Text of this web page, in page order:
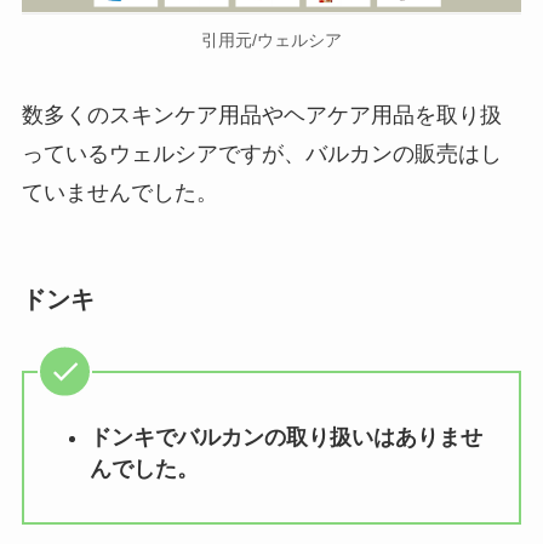
引用元/ウェルシア
数多くのスキンケア用品やヘアケア用品を取り扱
っているウェルシアですが、バルカンの販売はし
ていませんでした。
ドンキ
ドンキでバルカンの取り扱いはありませ
んでした。